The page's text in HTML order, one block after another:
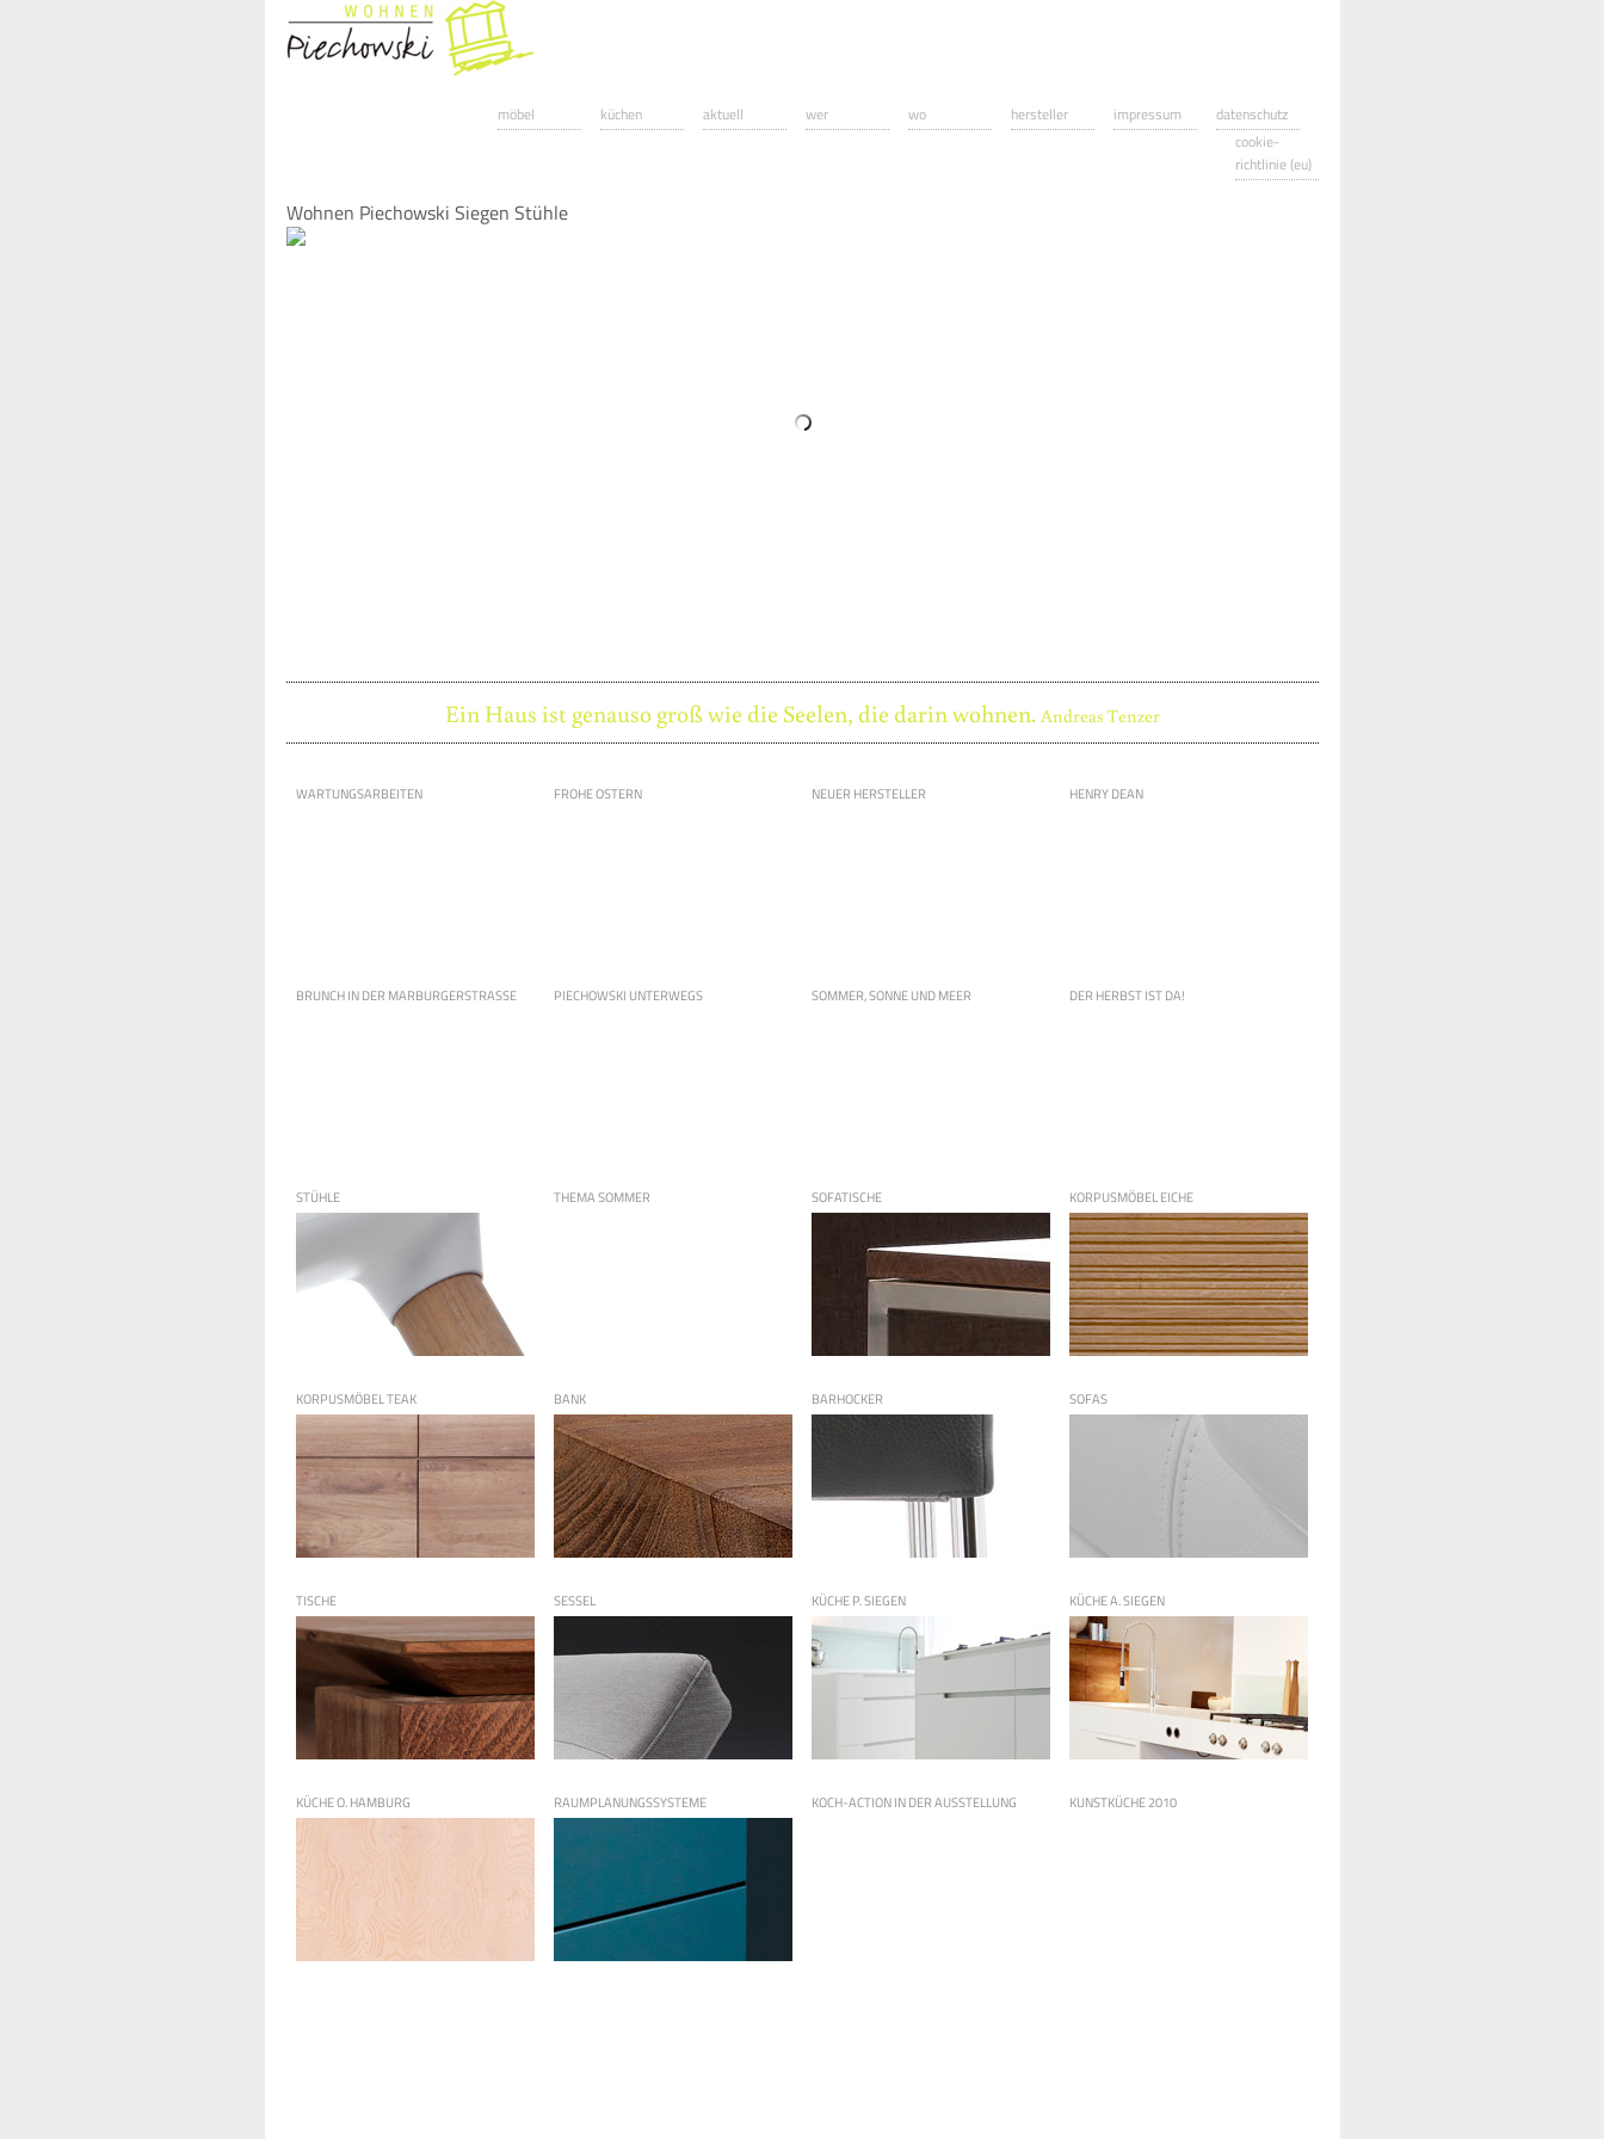
möbel küchen aktuell wer wo hersteller impressum
datenschutz
cookie-
richtlinie (eu)
Wohnen Piechowski Siegen Stühle
Ein Haus ist genauso groß wie die Seelen, die darin wohnen. Andreas Tenzer
WARTUNGSARBEITEN FROHE OSTERN NEUER HERSTELLER HENRY DEAN
BRUNCH IN DER MARBURGERSTRASSE PIECHOWSKI UNTERWEGS SOMMER, SONNE UND MEER DER HERBST IST DA!
STÜHLE THEMA SOMMER SOFATISCHE KORPUSMÖBEL EICHE
KORPUSMÖBEL TEAK BANK BARHOCKER SOFAS
TISCHE SESSEL KÜCHE P. SIEGEN KÜCHE A. SIEGEN
KÜCHE O. HAMBURG RAUMPLANUNGSSYSTEME KOCH-ACTION IN DER AUSSTELLUNG KUNSTKÜCHE 2010